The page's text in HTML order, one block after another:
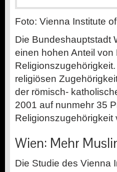
Foto: Vienna Institute
Die Bundeshauptstadt
einen hohen Anteil von
religiösen
der römisch-
2001 auf nunmehr 35
Religionszugehörigkeit
Wien: Mehr
Die Studie des Vienna